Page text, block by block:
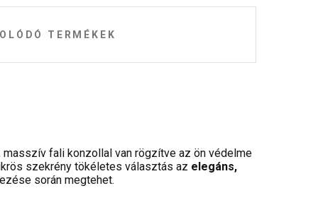
TERMÉKEK
fali konzollal van rögzítve az ön védelme
szekrény tökéletes választás az elegáns,
során megtehet.